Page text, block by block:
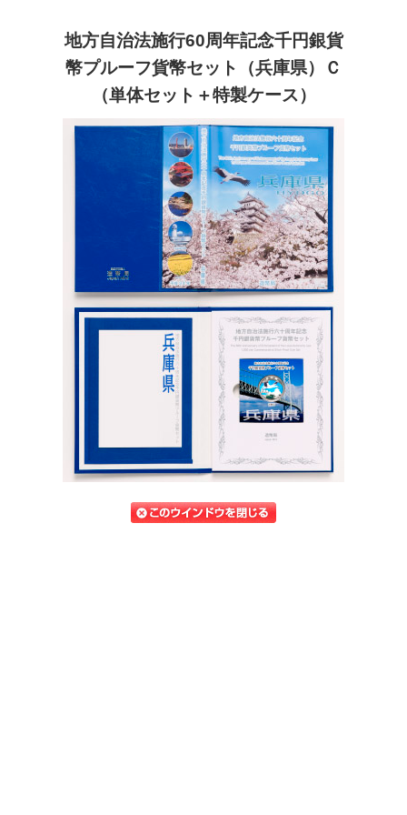
地方自治法施行60周年記念千円銀貨
幣プルーフ貨幣セット（兵庫県）Ｃ
（単体セット＋特製ケース）